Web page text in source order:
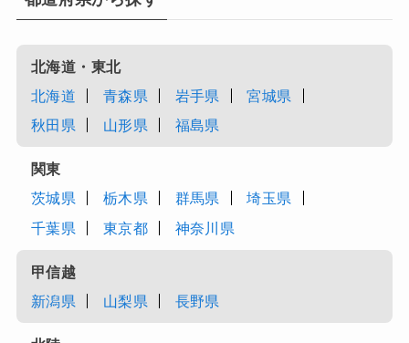
北海道・東北
北海道
青森県 岩手県
宮城県
秋田県
山形県 福島県
関東
茨城県
栃木県 群馬県
埼玉県
千葉県
東京都 神奈川県
甲信越
新潟県
山梨県 長野県